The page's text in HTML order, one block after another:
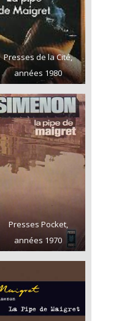
Presses de la Cité,
années 1980
Presses Pocket,
années 1970